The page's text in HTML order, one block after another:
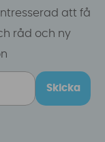
att få
råd och ny
Skicka